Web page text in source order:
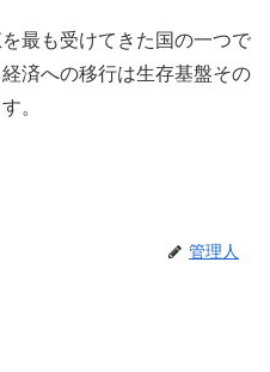
最も受けてきた国の一つで
済への移行は生存基盤その
。
管理人